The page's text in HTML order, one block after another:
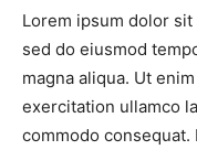
Lorem ipsum dolor
sed do eiusmod
magna aliqua. Ut
exercitation ullamco
commodo